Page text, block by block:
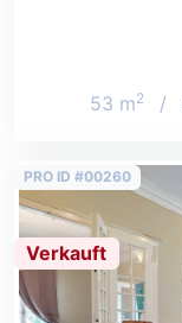
53 m2 /
PRO ID #00260
Verkauft